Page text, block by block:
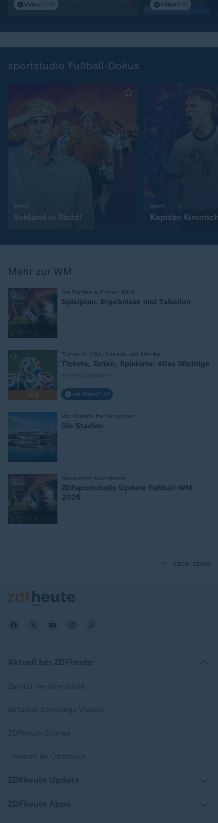
Video 13:33 Video9:57
sportstudio Fußball-Dokus
Schland in Sicht!
Sport
Kapitän
Mehr zur WM
Die Partien auf einen Blick
Spielplan, Ergebnisse und Tabellen
FAQ
Turnier in USA, Kanada und Mexiko
Tickets, Zeiten, Spielorte: Alles Wichtige
mit Video2:13
Von Atlanta bis Vancouver
Die Stadien
Newsletter abonnieren
ZDFsportstudio Update Fußball-WM
2026
nach oben